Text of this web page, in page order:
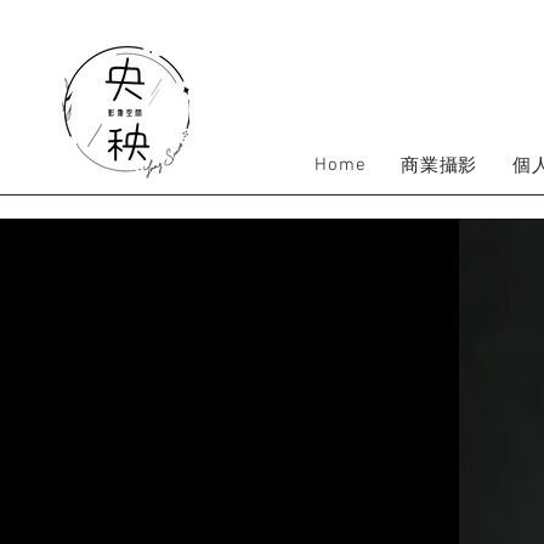
Home 商業攝影 個